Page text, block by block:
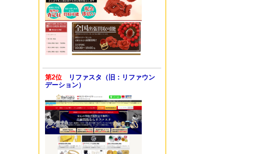
第2位
リファスタ（旧：リファウン
デーション）